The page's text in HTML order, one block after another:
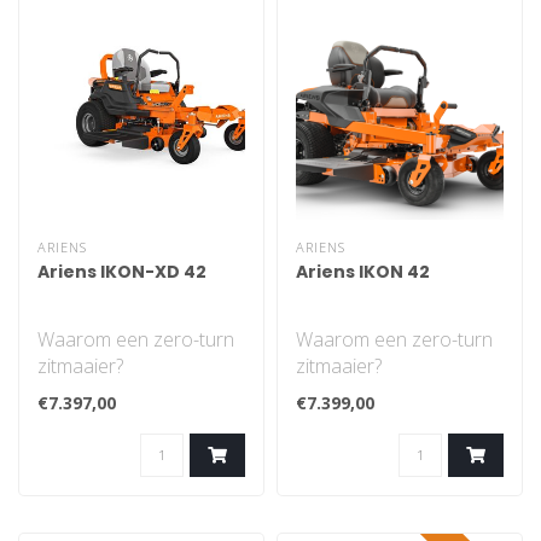
ARIENS
Ariens IKON-XD 42
Waarom een zero-turn
zitmaaier?
De zero-turn zitmaaier
bespaart u een hoop
€7.397,00
ARIENS
Ariens IKON 42
Waarom een zero-turn
zitmaaier?
De zero-turn zitmaaier
bespaart u een hoop
€7.399,00